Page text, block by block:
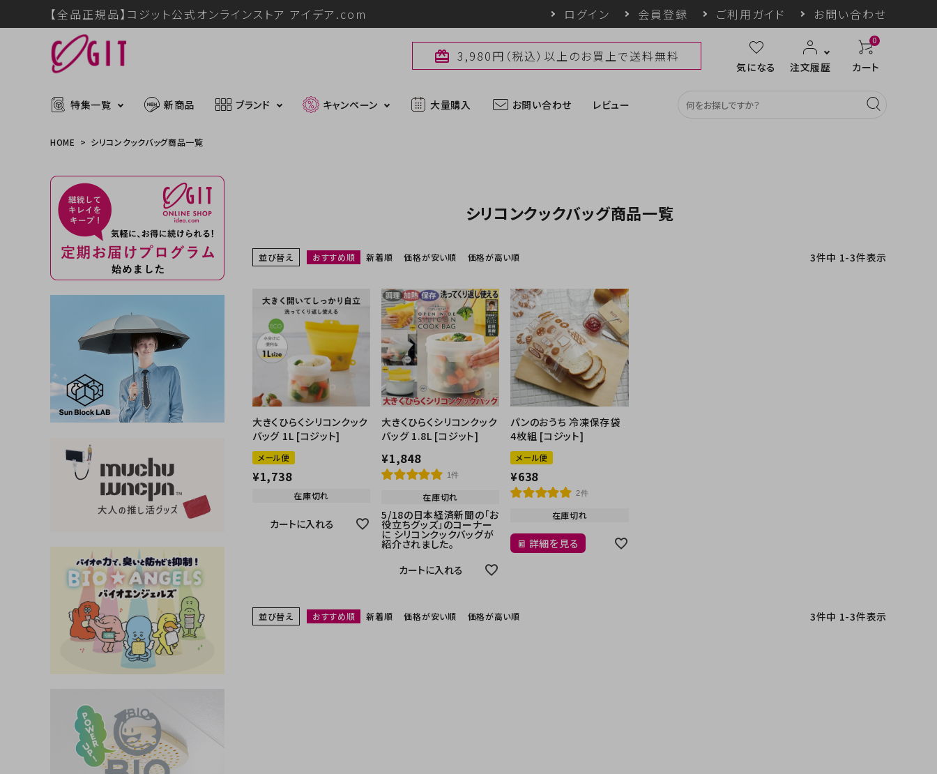
【全品正規品】コジット公式オンラインストア アイデア.com ログイン 会員登録 ご利用ガイド お問い合わせ
card_giftcard 3,980円（税込）以上のお買上で送料無料
気になる 注文履歴
0
カート
特集一覧
メディア掲載アイテム ブランド一覧
推し活グッズ 掃除グッズ
防災グッズ
大量購入・法人
新商品 ブランド
muchu muchu Sun Block LAB パワーバイオ THE TOOL LAB
キャンペーン 大量購入 お問い合わせ レビュー
ACCOUNT MENU
ようこそ ゲスト 様
ログイン 会員登録
暑さ・紫外線対策グッズ
推し活グッズ
アウトドア・トラベル
お悩み解決コラム
HOME シリコンクックバッグ商品一覧
シリコンクックバッグ商品一覧
並び替え おすすめ順 新着順 価格が安い順 価格が高い順 3件中 1-3件表示
大きくひらくシリコンクック
バッグ 1L [コジット]
メール便
¥1,738
在庫切れ
カートに入れる
大きくひらくシリコンクック
バッグ 1.8L [コジット]
¥1,848
1件
在庫切れ
5/18の日本経済新聞の「お
役立ちグッズ」のコーナー
に シリコンクックバッグが
紹介されました。
カートに入れる
パンのおうち 冷凍保存袋
4枚組 [コジット]
メール便
¥638
2件
在庫切れ
詳細を見る
並び替え おすすめ順 新着順 価格が安い順 価格が高い順 3件中 1-3件表示